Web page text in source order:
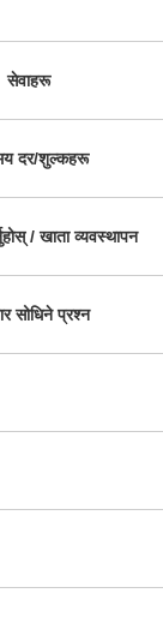
सेवाहरू
दर/शुल्कहरू
/ खाता व्यवस्थापन
सोधिने प्रश्न